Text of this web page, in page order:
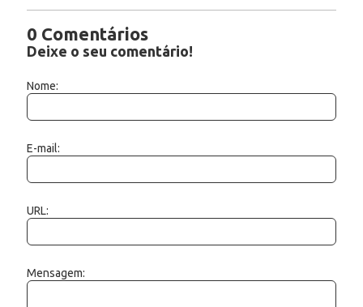
0 Comentários
Deixe o seu comentário!
Nome:
E-mail:
URL:
Mensagem: